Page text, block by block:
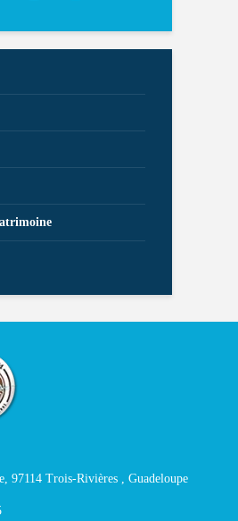
97114 Trois-Rivières , Guadeloupe